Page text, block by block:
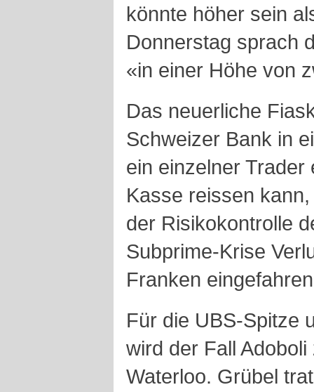
könnte höher sein
Donnerstag sprach
«in einer Höhe von
Das neuerliche
Schweizer Bank in
ein einzelner Trader
Kasse reissen
der Risikokontrolle
Subprime-Krise
Franken
Für die UBS-Spitze
wird der Fall
Waterloo. Grübel